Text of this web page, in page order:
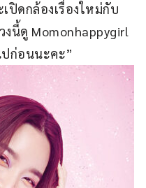
ปิดกล้องเรื่องใหม่กับ
งนี้ดู Momonhappygirl
ก่อนนะคะ”